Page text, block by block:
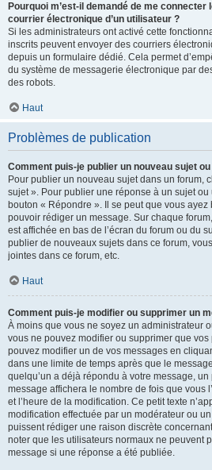
Pourquoi m’est-il demandé de me
courrier électronique d’un utilisateur ?
Si les administrateurs ont activé cette
inscrits peuvent envoyer des courriers
depuis un formulaire dédié. Cela permet
du système de messagerie électronique par
des robots.
Haut
Problèmes de publication
Comment puis-je publier un nouveau sujet
Pour publier un nouveau sujet dans un forum,
sujet ». Pour publier une réponse à un sujet
bouton « Répondre ». Il se peut que vous ayez
pouvoir rédiger un message. Sur chaque
est affichée en bas de l’écran du forum ou du
publier de nouveaux sujets dans ce forum,
jointes dans ce forum, etc.
Haut
Comment puis-je modifier ou supprimer un
À moins que vous ne soyez un administrateur
vous ne pouvez modifier ou supprimer que
pouvez modifier un de vos messages en
dans une limite de temps après que le
quelqu’un a déjà répondu à votre message,
message affichera le nombre de fois que vous
et l’heure de la modification. Ce petit texte
modification effectuée par un modérateur ou
puissent rédiger une raison discrète
noter que les utilisateurs normaux ne peuvent
message si une réponse a été publiée.